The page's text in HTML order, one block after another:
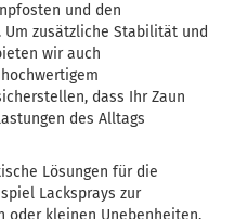
und den
zusätzliche Stabilität und
wir auch
dass Ihr Zaun
des Alltags
Lösungen für die
Lacksprays zur
oder kleinen Unebenheiten.